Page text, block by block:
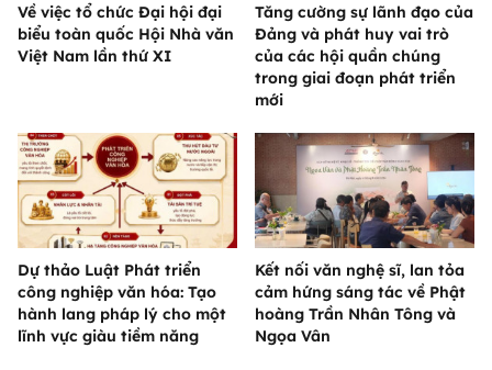
Về việc tổ chức Đại hội đại
biểu toàn quốc Hội Nhà văn
Việt Nam lần thứ XI
Tăng cường sự lãnh đạo của
Đảng và phát huy vai trò
của các hội quần chúng
trong giai đoạn phát triển
mới
Dự thảo Luật Phát triển
công nghiệp văn hóa: Tạo
hành lang pháp lý cho một
lĩnh vực giàu tiềm năng
Kết nối văn nghệ sĩ, lan tỏa
cảm hứng sáng tác về Phật
hoàng Trần Nhân Tông và
Ngọa Vân